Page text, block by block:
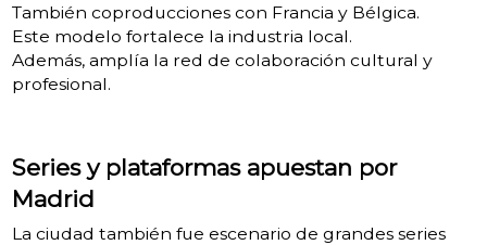
También coproducciones con Francia y Bélgica.
Este modelo fortalece la industria local.
Además, amplía la red de colaboración cultural y
profesional.
Series y plataformas apuestan por
Madrid
La ciudad también fue escenario de grandes series